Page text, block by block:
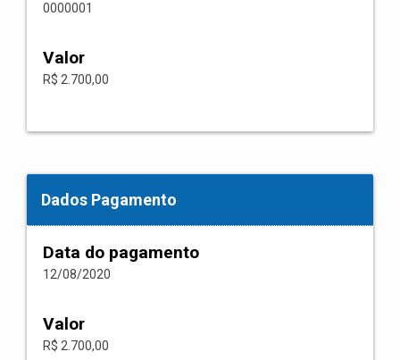
0000001
Valor
R$ 2.700,00
Dados Pagamento
Data do pagamento
12/08/2020
Valor
R$ 2.700,00